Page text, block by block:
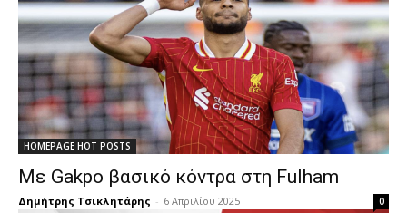
HOMEPAGE HOT POSTS
Με Gakpo βασικό κόντρα στη Fulham
Δημήτρης Τσικλητάρης - 6 Απριλίου 2025 0